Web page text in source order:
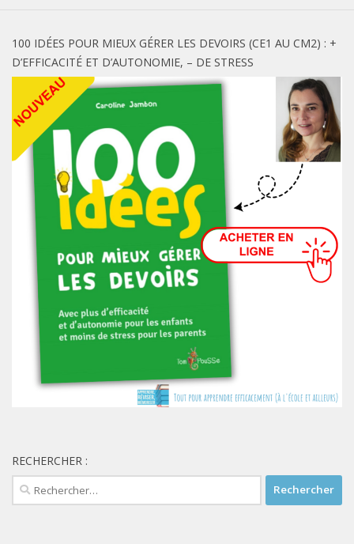
100 IDÉES POUR MIEUX GÉRER LES DEVOIRS (CE1 AU CM2) : +
D’EFFICACITÉ ET D’AUTONOMIE, – DE STRESS
RECHERCHER :
Rechercher :